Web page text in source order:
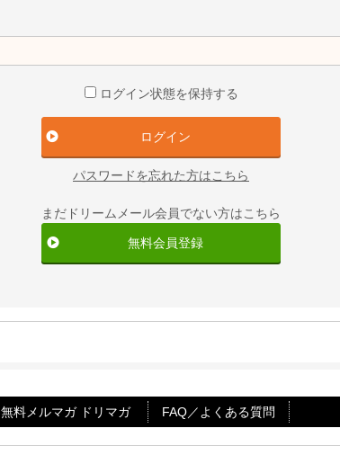
ログイン状態を保持する
パスワードを忘れた方はこちら
まだドリームメール会員でない方はこちら
無料会員登録
無料メルマガ ドリマガ FAQ／よくある質問